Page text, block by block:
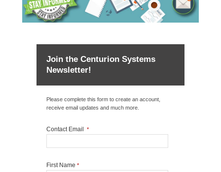
Join the Centurion Systems
Newsletter!
Please complete this form to create an account,
receive email updates and much more.
Contact Email *
First Name *